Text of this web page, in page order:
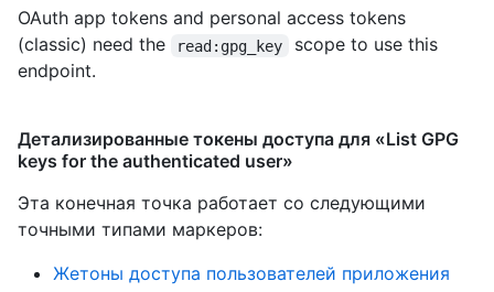
OAuth app tokens and personal access tokens
(classic) need the
read:gpg_key
scope to use this
endpoint.
Детализированные токены доступа для «List GPG
keys for the authenticated user»
Эта конечная точка работает со следующими
точными типами маркеров:
Жетоны доступа пользователей приложения